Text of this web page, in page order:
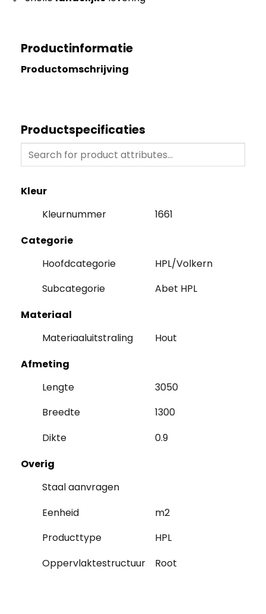
Productinformatie
Productomschrijving
Productspecificaties
Kleur
Kleurnummer
1661
Categorie
Hoofdcategorie
HPL/Volkern
Subcategorie
Abet HPL
Materiaal
Materiaaluitstraling
Hout
Afmeting
Lengte
3050
Breedte
1300
Dikte
0.9
Overig
Staal aanvragen
Eenheid
m2
Producttype
HPL
Oppervlaktestructuur
Root